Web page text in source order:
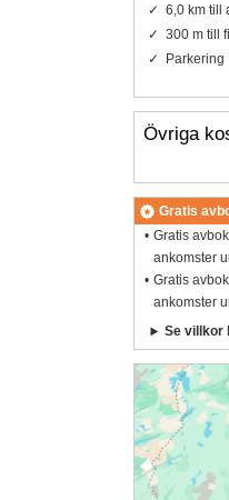
6,0 km till
300 m till
Parkering
Övriga
Gratis
Gratis
ankomster
Gratis
ankomster
Se villkor